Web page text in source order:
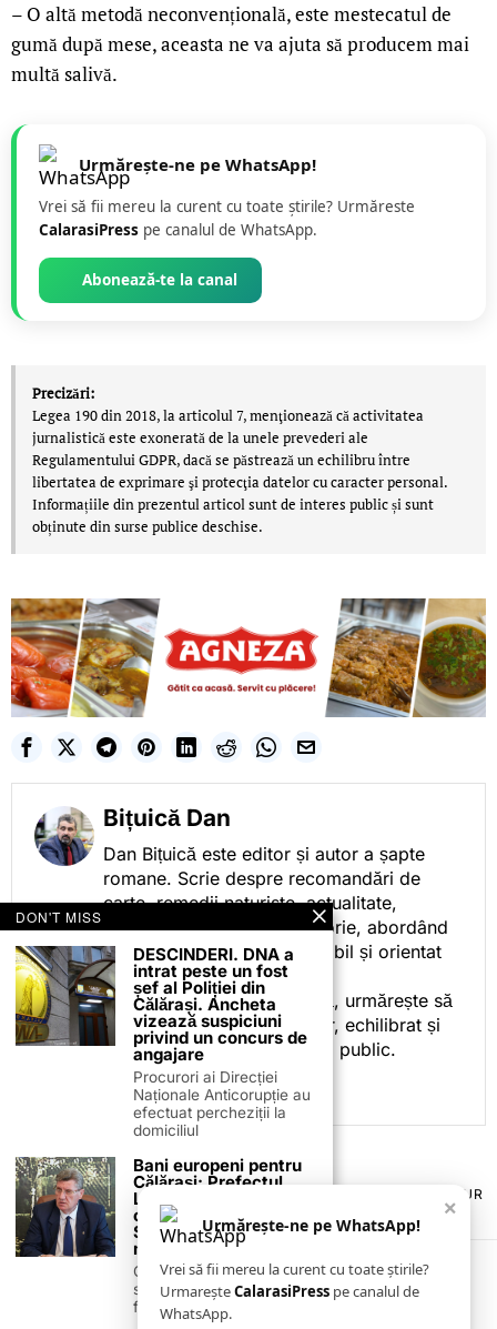
– O altă metodă neconvențională, este mestecatul de
gumă după mese, aceasta ne va ajuta să producem mai
multă salivă.
Urmărește-ne pe WhatsApp!
Vrei să fii mereu la curent cu toate știrile? Urmăreste
CalarasiPress pe canalul de WhatsApp.
Abonează-te la canal
Precizări:
Legea 190 din 2018, la articolul 7, menţionează că activitatea
jurnalistică este exonerată de la unele prevederi ale
Regulamentului GDPR, dacă se păstrează un echilibru între
libertatea de exprimare şi protecţia datelor cu caracter personal.
Informațiile din prezentul articol sunt de interes public și sunt
obținute din surse publice deschise.
Bițuică Dan
Dan Bițuică este editor și autor a șapte
romane. Scrie despre recomandări de
carte, remedii naturiste, actualitate,
cotidian politic, sport și istorie, abordând
subiectele într-un stil accesibil și orientat
spre informare.
Prin activitatea sa editorială, urmărește să
ofere cititorilor conținut clar, echilibrat și
relevant, adaptat interesului public.
TERMENI ȘI CONDIȚII
POLITICA DE ANULARE & RETUR
PUBLICITATE ONLINE & TIPĂRITĂ
CONTACT
ZIARUL ANUNȚUL CĂLĂRĂȘEAN
×
Urmărește-ne pe WhatsApp!
Vrei să fii mereu la curent cu toate știrile?
UrmareșteCalarasiPress pe canalul de
WhatsApp.
DON'T MISS
DESCINDERI. DNA a
intrat peste un fost
șef al Poliției din
Călărași. Ancheta
vizează suspiciuni
privind un concurs de
angajare
Procurori ai Direcției
Naționale Anticorupție au
efectuat percheziții la
domiciliul
Bani europeni pentru
Călărași: Prefectul
Laurențiu State anunță
colaborarea cu ADR
Sud-Muntenia pentru
noi finanțări
Călărașul se pregătește
să intre pe harta
finanțărilor europene, cu